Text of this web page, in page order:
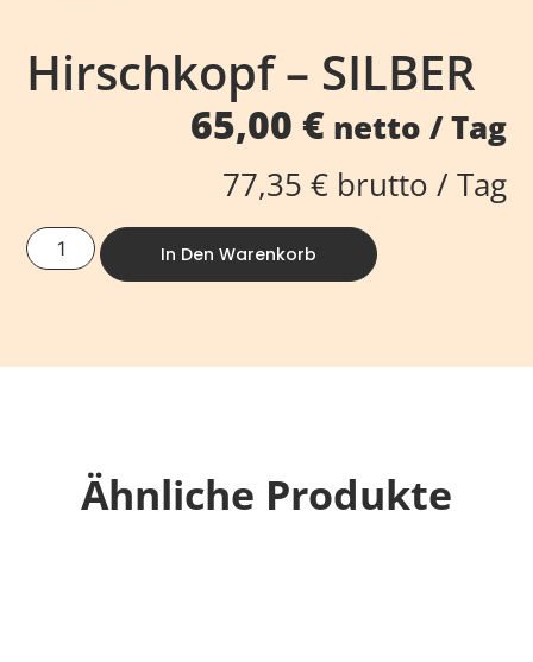
Hirschkopf – SILBER
65,00 €netto / Tag
77,35 €brutto / Tag
In Den Warenkorb
Ähnliche Produkte